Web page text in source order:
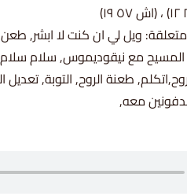
ويل لي ان كنت لا ابشر,
مع نيقوديموس, سلام سلام
طعنة الروح, التوبة, تعديل
معه,